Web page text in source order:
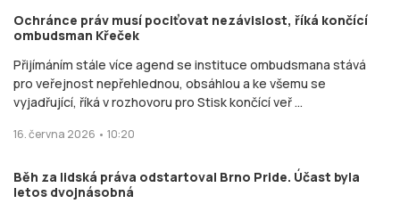
Ochránce práv musí pociťovat nezávislost, říká končící
ombudsman Křeček
Přijímáním stále více agend se instituce ombudsmana stává
pro veřejnost nepřehlednou, obsáhlou a ke všemu se
vyjadřující, říká v rozhovoru pro Stisk končící veř ...
16. června 2026 • 10:20
Běh za lidská práva odstartoval Brno Pride. Účast byla
letos dvojnásobná